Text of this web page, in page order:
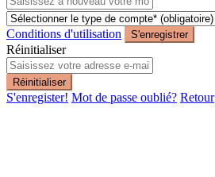
Conditions d'utilisation
S'enregistrer
Réinitialiser
Réinitialiser
S'enregister! Mot de passe oublié? Retour